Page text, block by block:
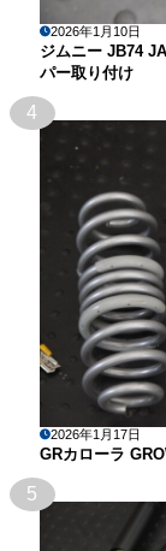
2026年1月10日
ジムニー JB74
パー取り付け
4
2026年1月17日
GRカローラ
5